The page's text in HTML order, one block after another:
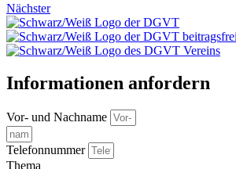
Nächster
Informationen anfordern
Vor- und Nachname
Telefonnummer
Thema